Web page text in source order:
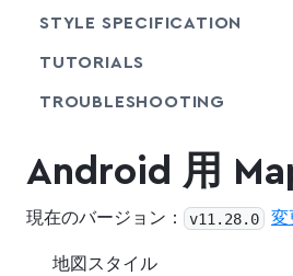
STYLE SPECIFICATION
TUTORIALS
TROUBLESHOOTING
Android 用
現在のバージョン： v11.28.0
変
check
地図スタイル